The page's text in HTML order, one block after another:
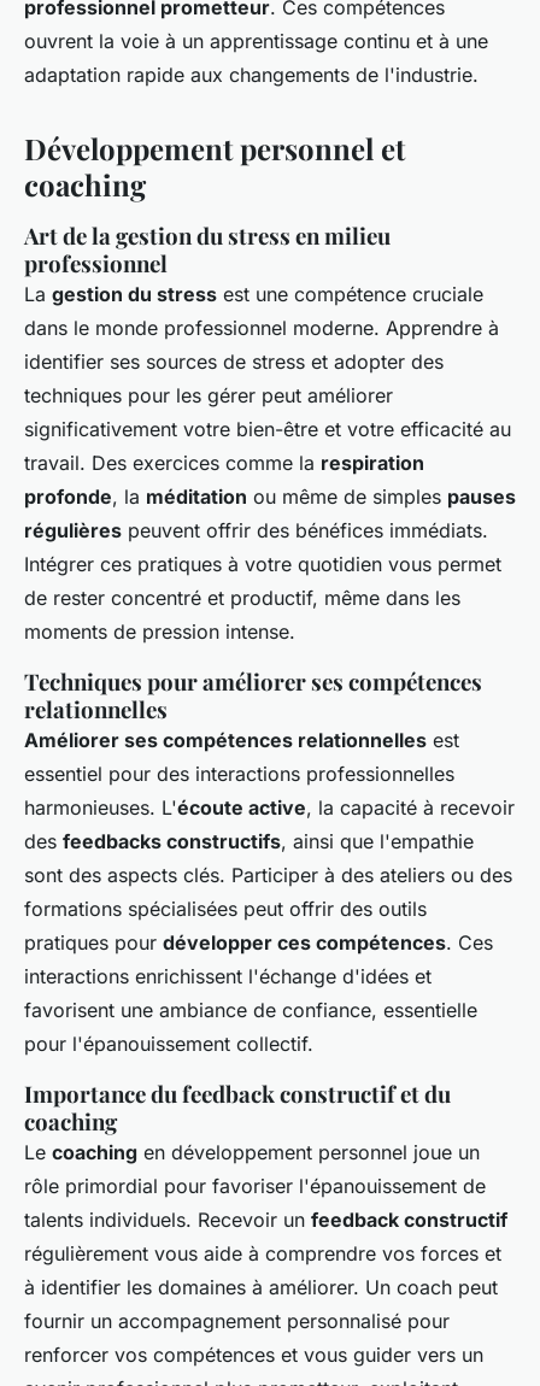
professionnel prometteur. Ces compétences
ouvrent la voie à un apprentissage continu et à une
adaptation rapide aux changements de l'industrie.
Développement personnel et
coaching
Art de la gestion du stress en milieu
professionnel
La gestion du stress est une compétence cruciale
dans le monde professionnel moderne. Apprendre à
identifier ses sources de stress et adopter des
techniques pour les gérer peut améliorer
significativement votre bien-être et votre efficacité au
travail. Des exercices comme la respiration
profonde, la méditation ou même de simples pauses
régulières peuvent offrir des bénéfices immédiats.
Intégrer ces pratiques à votre quotidien vous permet
de rester concentré et productif, même dans les
moments de pression intense.
Techniques pour améliorer ses compétences
relationnelles
Améliorer ses compétences relationnelles est
essentiel pour des interactions professionnelles
harmonieuses. L'écoute active, la capacité à recevoir
des feedbacks constructifs, ainsi que l'empathie
sont des aspects clés. Participer à des ateliers ou des
formations spécialisées peut offrir des outils
pratiques pour développer ces compétences. Ces
interactions enrichissent l'échange d'idées et
favorisent une ambiance de confiance, essentielle
pour l'épanouissement collectif.
Importance du feedback constructif et du
coaching
Le coaching en développement personnel joue un
rôle primordial pour favoriser l'épanouissement de
talents individuels. Recevoir un feedback constructif
régulièrement vous aide à comprendre vos forces et
à identifier les domaines à améliorer. Un coach peut
fournir un accompagnement personnalisé pour
renforcer vos compétences et vous guider vers un